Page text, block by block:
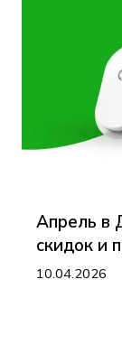
Апрель в
скидок и
10.04.2026